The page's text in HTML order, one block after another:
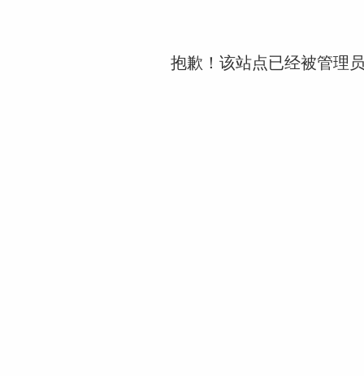
抱歉！该站点已经被管理